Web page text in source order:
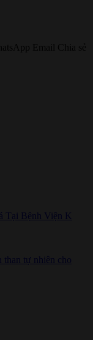
Email
Chia sẻ
Tại Bệnh Viện K
than tự nhiên cho